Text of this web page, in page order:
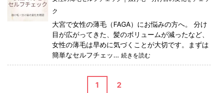
ク
大宮で女性の薄毛（FAGA）にお悩みの方へ。 分け
目が広がってきた、髪のボリュームが減ったなど、
女性の薄毛は早めに気づくことが大切です。まずは
簡単なセルフチェッ… 続きを読む
1 2